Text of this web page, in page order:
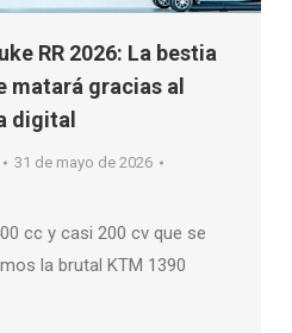
RR 2026: La bestia
matará gracias al
digital
31 de mayo de 2026
cc y casi 200 cv que se
la brutal KTM 1390